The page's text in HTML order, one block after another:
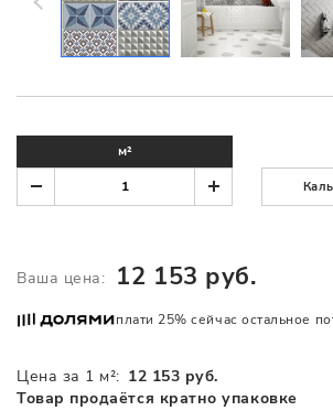
Цена за 1 м²: 12 153 руб.
Товар продаётся кратно упаковке
м²
Ваша цена: 12 153 руб.
плати 25% сейчас остальное